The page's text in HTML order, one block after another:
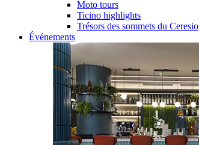
Moto tours
Ticino highlights
Trésors des sommets du Ceresio
Événements